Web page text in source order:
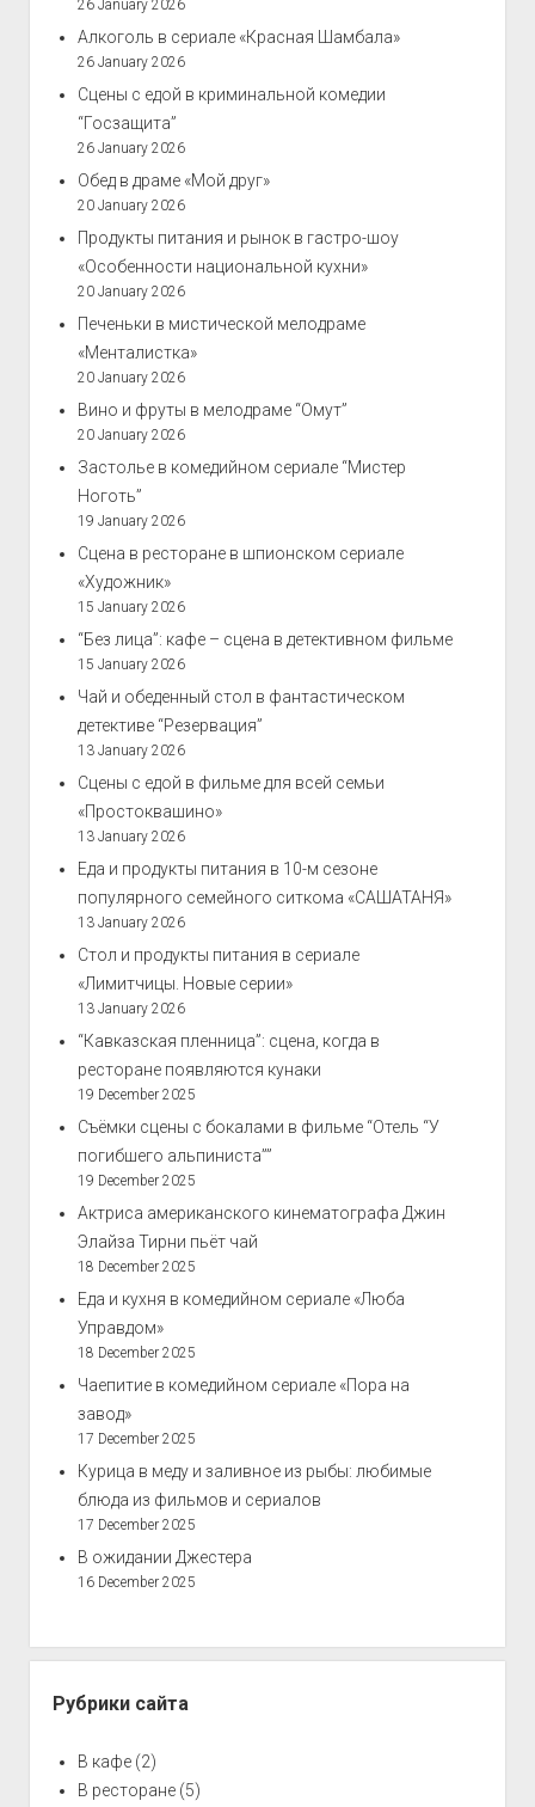
26 January 2026
Алкоголь в сериале «Красная Шамбала»
26 January 2026
Сцены с едой в криминальной комедии
“Госзащита”
26 January 2026
Обед в драме «Мой друг»
20 January 2026
Продукты питания и рынок в гастро-шоу
«Особенности национальной кухни»
20 January 2026
Печеньки в мистической мелодраме
«Менталистка»
20 January 2026
Вино и фруты в мелодраме “Омут”
20 January 2026
Застолье в комедийном сериале “Мистер
Ноготь”
19 January 2026
Сцена в ресторане в шпионском сериале
«Художник»
15 January 2026
“Без лица”: кафе – сцена в детективном фильме
15 January 2026
Чай и обеденный стол в фантастическом
детективе “Резервация”
13 January 2026
Сцены с едой в фильме для всей семьи
«Простоквашино»
13 January 2026
Еда и продукты питания в 10-м сезоне
популярного семейного ситкома «САШАТАНЯ»
13 January 2026
Стол и продукты питания в сериале
«Лимитчицы. Новые серии»
13 January 2026
“Кавказская пленница”: сцена, когда в
ресторане появляются кунаки
19 December 2025
Съёмки сцены с бокалами в фильме “Отель “У
погибшего альпиниста””
19 December 2025
Актриса американского кинематографа Джин
Элайза Тирни пьёт чай
18 December 2025
Еда и кухня в комедийном сериале «Люба
Управдом»
18 December 2025
Чаепитие в комедийном сериале «Пора на
завод»
17 December 2025
Курица в меду и заливное из рыбы: любимые
блюда из фильмов и сериалов
17 December 2025
В ожидании Джестера
16 December 2025
Рубрики сайта
В кафе(2)
В ресторане(5)